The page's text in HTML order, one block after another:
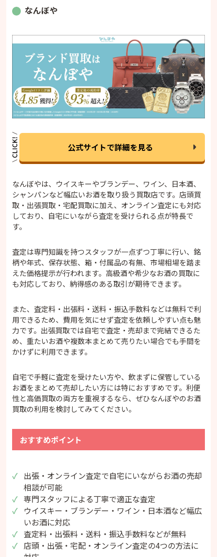
なんぼや
公式サイトで詳細を見る
なんぼやは、ウイスキーやブランデー、ワイン、日本酒、
シャンパンなど幅広いお酒を取り扱う買取店です。店頭買
取・出張買取・宅配買取に加え、オンライン査定にも対応
しており、自宅にいながら査定を受けられる点が特長で
す。
査定は専門知識を持つスタッフが一点ずつ丁寧に行い、銘
柄や年式、保存状態、箱・付属品の有無、市場相場を踏ま
えた価格提示が行われます。高級酒や希少なお酒の買取に
も対応しており、納得感のある取引が期待できます。
また、査定料・出張料・送料・振込手数料などは無料で利
用できるため、費用を気にせず査定を依頼しやすい点も魅
力です。出張買取では自宅で査定・売却まで完結できるた
め、重たいお酒や複数本まとめて売りたい場合でも手間を
かけずに利用できます。
自宅で手軽に査定を受けたい方や、飲まずに保管している
お酒をまとめて売却したい方には特におすすめです。利便
性と高価買取の両方を重視するなら、ぜひなんぼやのお酒
買取の利用を検討してみてください。
おすすめポイント
出張・オンライン査定で自宅にいながらお酒の売却
相談が可能
専門スタッフによる丁寧で適正な査定
ウイスキー・ブランデー・ワイン・日本酒など幅広
いお酒に対応
査定料・出張料・送料・振込手数料などが無料
店頭・出張・宅配・オンライン査定の4つの方法に